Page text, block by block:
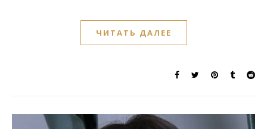
ЧИТАТЬ ДАЛЕЕ